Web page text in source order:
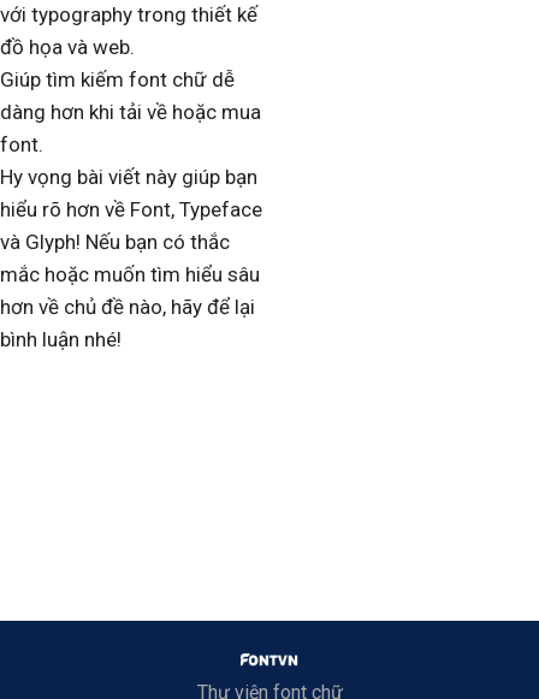
với typography trong thiết kế
đồ họa và web.
Giúp tìm kiếm font chữ dễ
dàng hơn khi tải về hoặc mua
font.
Hy vọng bài viết này giúp bạn
hiểu rõ hơn về Font, Typeface
và Glyph! Nếu bạn có thắc
mắc hoặc muốn tìm hiểu sâu
hơn về chủ đề nào, hãy để lại
bình luận nhé!
Thư viện font chữ